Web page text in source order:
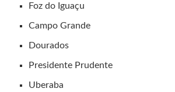
Foz do Iguaçu
Campo Grande
Dourados
Presidente Prudente
Uberaba